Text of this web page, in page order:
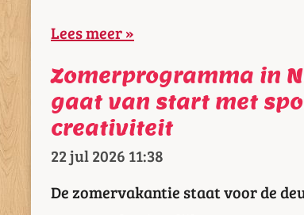
Lees meer »
Zomerprogramma in
gaat van start met
creativiteit
22 jul 2026 11:38
De zomervakantie staat voor de